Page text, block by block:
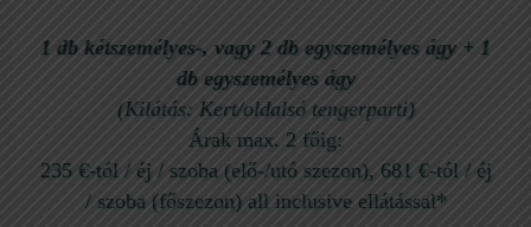
1 db kétszemélyes-, vagy 2 db egyszemélyes ágy + 1
db egyszemélyes ágy
(Kilátás: Kert/oldalsó tengerparti)
Árak max. 2 főig:
235 €-tól / éj / szoba (elő-/utó szezon), 681 €-tól / éj
/ szoba (főszezon) all inclusive ellátással*